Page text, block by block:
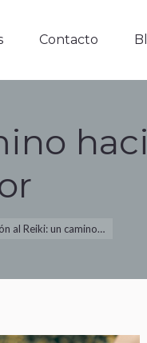
Contacto
al Reiki: un camino…